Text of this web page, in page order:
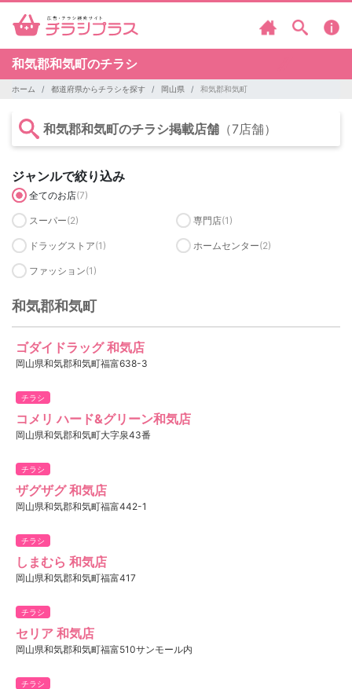
和気郡和気町のチラシ
ホーム 都道府県からチラシを探す 岡山県 和気郡和気町
和気郡和気町のチラシ掲載店舗 （7店舗）
ジャンルで絞り込み
全てのお店(7)
スーパー(2) 専門店(1)
ドラッグストア(1) ホームセンター(2)
ファッション(1)
和気郡和気町
ゴダイドラッグ 和気店
岡山県和気郡和気町福富638-3
チラシ
コメリ ハード&グリーン和気店
岡山県和気郡和気町大字泉43番
チラシ
ザグザグ 和気店
岡山県和気郡和気町福富442-1
チラシ
しまむら 和気店
岡山県和気郡和気町福富417
チラシ
セリア 和気店
岡山県和気郡和気町福富510サンモール内
チラシ